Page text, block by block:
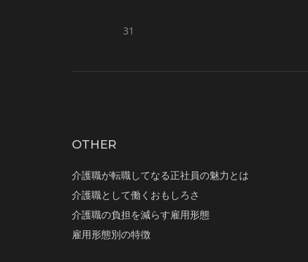
31
OTHER
介護職が転職してなる正社員の魅力とは
介護職として働くおもしろさ
介護職の負担を減らす雇用形態
雇用形態別の特徴